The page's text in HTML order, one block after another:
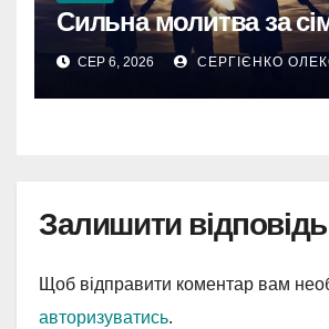
Сильна молитва за
СЕР 6, 2026 СЕРГІЄНКО
Залишити відповідь
Щоб відправити коментар вам
авторизуватись.